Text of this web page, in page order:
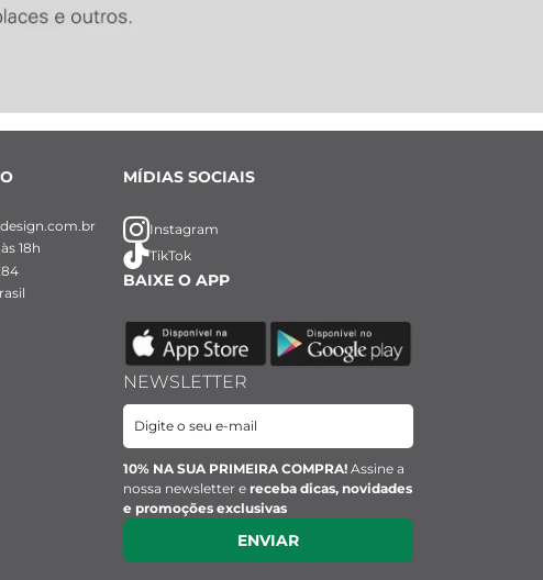
18h
MÍDIAS SOCIAIS
Instagram
TikTok
BAIXE O APP
NEWSLETTER
10% NA SUA PRIMEIRA COMPRA! Assine a
nossa newsletter e receba dicas, novidades
e promoções exclusivas
ENVIAR